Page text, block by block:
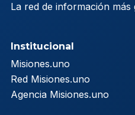
La red de información más
Institucional
Misiones.uno
Red Misiones.uno
Agencia Misiones.uno